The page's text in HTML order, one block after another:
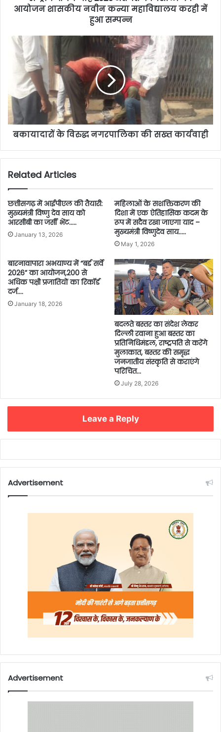
आयोजन शासकीय नवीन कन्या महाविद्यालय करही में
हुआ सम्पन्न
बकायादारों के विरुद्ध नगरपालिका की सख्त कार्यवाही
Related Articles
छत्तीसगढ़ में आईपीएल की तैयारी:
मुख्यमंत्री विष्णु देव साय को
आरसीबी का जर्सी भेंट…..
January 13, 2026
महिलाओं के सशक्तिकरण की
दिशा में एक ऐतिहासिक कदम के
रूप में सदैव रखा जाएगा याद –
मुख्यमंत्री विष्णुदेव साय…..
May 1, 2026
बारनावापारा अभयाण्य में “बर्ड सर्वे
2026” का आयोजन,200 से
अधिक पक्षी प्रजातियों का रिकॉर्ड
दर्ज….
January 18, 2026
बदलते बस्तर का संदेश लेकर
दिल्ली रवाना हुआ बस्तर का
प्रतिनिधिमंडल, राष्ट्रपति से करेंगे
मुलाकात, बस्तर की समृद्ध
जनजातीय संस्कृति से कराएंगे
परिचित…
July 28, 2026
Leave a Reply
Advertisement
Advertisement